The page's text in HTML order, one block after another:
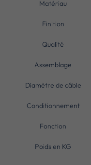
Matériau
Finition
Qualité
Assemblage
Diamètre de câble
Conditionnement
Fonction
Poids en KG